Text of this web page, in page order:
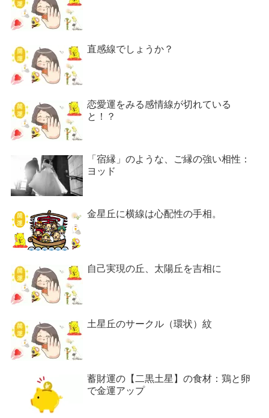
直感線でしょうか？
恋愛運をみる感情線が切れている
と！？
「宿縁」のような、ご縁の強い相性：
ヨッド
金星丘に横線は心配性の手相。
自己実現の丘、太陽丘を吉相に
土星丘のサークル（環状）紋
蓄財運の【二黒土星】の食材：鶏と卵
で金運アップ